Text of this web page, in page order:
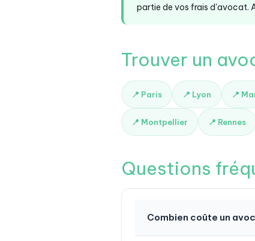
partie de vos frais d'avocat.
Trouver un
📍 Paris 📍 Lyon 📍
📍 Montpellier 📍 Rennes
Questions
Combien coûte un